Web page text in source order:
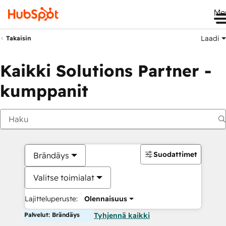
Takaisin Laadi
Kaikki Solutions Partner -
kumppanit
Brändäys
Valitse toimialat
Lajitteluperuste: Olennaisuus
Suodattimet
Palvelut: Brändäys Tyhjennä kaikki